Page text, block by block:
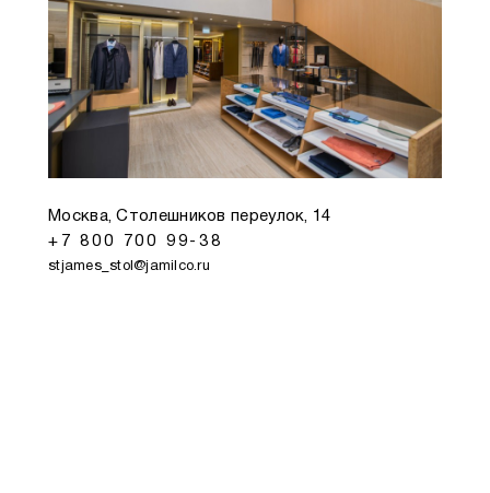
Москва, Столешников переулок, 14
+7 800 700 99-38
stjames_stol@jamilco.ru